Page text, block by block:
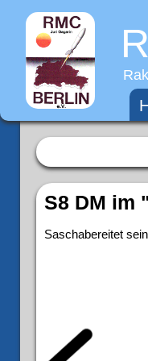
S8 DM im
Saschabereitet